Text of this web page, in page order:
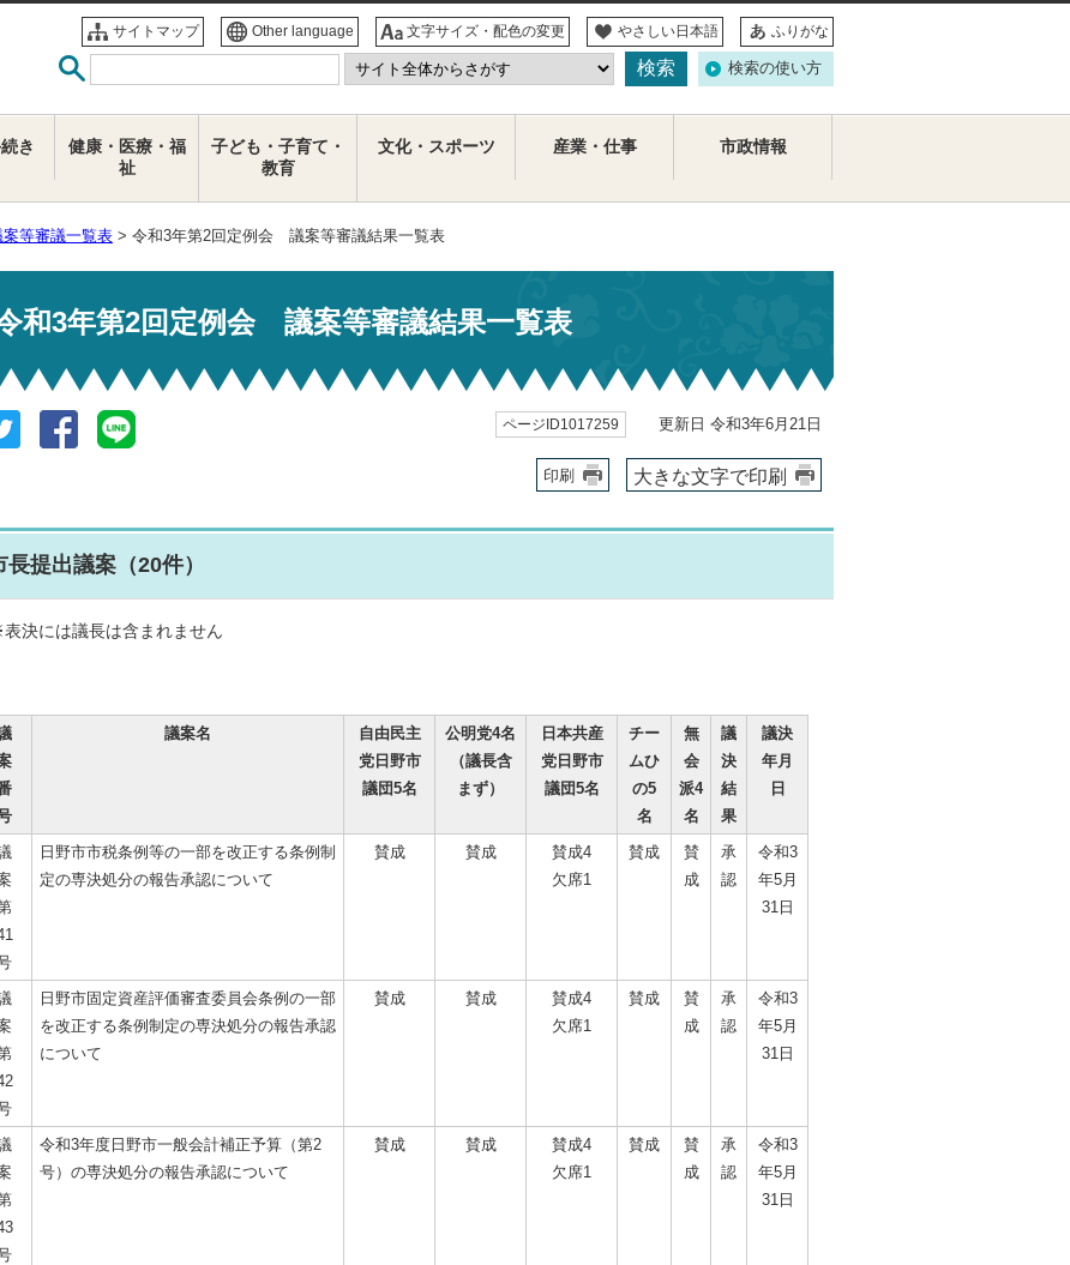
サイトマップ Other language 文字サイズ・配色の変更 やさしい日本語 ふりがな
検索の使い方
き
健康・医療・福
祉
子ども・子育て・
教育
文化・スポーツ 産業・仕事 市政情報
案等審議一覧表 > 令和3年第2回定例会 議案等審議結果一覧表
和3年第2回定例会 議案等審議結果一覧表
ページID1017259 更新日 令和3年6月21日
印刷 大きな文字で印刷
長提出議案（20件）
決には議長は含まれません
議案名
自由民主
党日野市
議団5名
公明党4名
（議長含
まず）
日本共産
党日野市
議団5名
チー
ムひ
の5
名
無
会
派4
名
議
決
結
果
議決
年月
日
日野市市税条例等の一部を改正する条例制
定の専決処分の報告承認について
賛成 賛成
賛成4
欠席1
賛成
賛
成
承
認
令和3
年5月
31日
日野市固定資産評価審査委員会条例の一部
を改正する条例制定の専決処分の報告承認
について
賛成 賛成
賛成4
欠席1
賛成
賛
成
承
認
令和3
年5月
31日
令和3年度日野市一般会計補正予算（第2
号）の専決処分の報告承認について
賛成 賛成
賛成4
欠席1
賛成
賛
成
承
認
令和3
年5月
31日